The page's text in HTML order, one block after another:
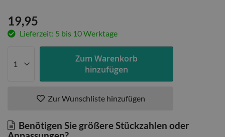
19,95
Lieferzeit: 5 bis 10 Werktage
Zum Warenkorb
hinzufügen
Zur Wunschliste hinzufügen
Benötigen Sie größere Stückzahlen oder